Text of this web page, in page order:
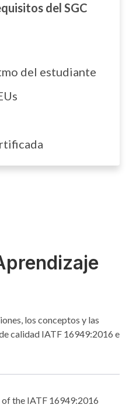
del SGC
del estudiante
los conceptos y las
calidad IATF 16949:2016 e
the IATF 16949:2016